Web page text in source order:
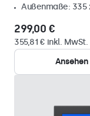
Außenmaße: 335
299,00 €
355,81 € inkl. MwSt.
Ansehen